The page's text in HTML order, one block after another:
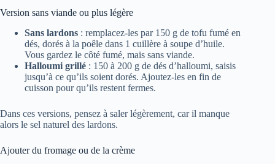
Version sans viande ou plus légère
Sans lardons : remplacez-les par 150 g de tofu fumé en
dés, dorés à la poêle dans 1 cuillère à soupe d’huile.
Vous gardez le côté fumé, mais sans viande.
Halloumi grillé : 150 à 200 g de dés d’halloumi, saisis
jusqu’à ce qu’ils soient dorés. Ajoutez-les en fin de
cuisson pour qu’ils restent fermes.
Dans ces versions, pensez à saler légèrement, car il manque
alors le sel naturel des lardons.
Ajouter du fromage ou de la crème